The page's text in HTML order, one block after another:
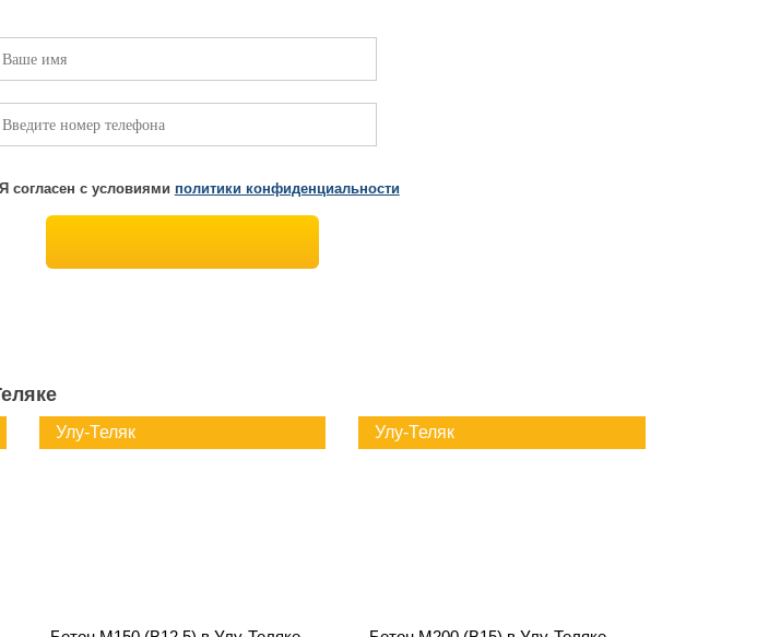
Я согласен с условиями политики конфиденциальности
Улу-Теляк Улу-Теляк